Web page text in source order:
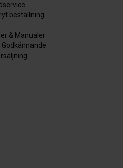
beställning
& Manualer
Godkännande